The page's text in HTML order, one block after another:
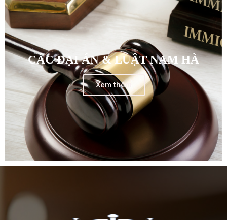
CÁC ĐẠI ÁN & LUẬT NAM HÀ
Xem thêm